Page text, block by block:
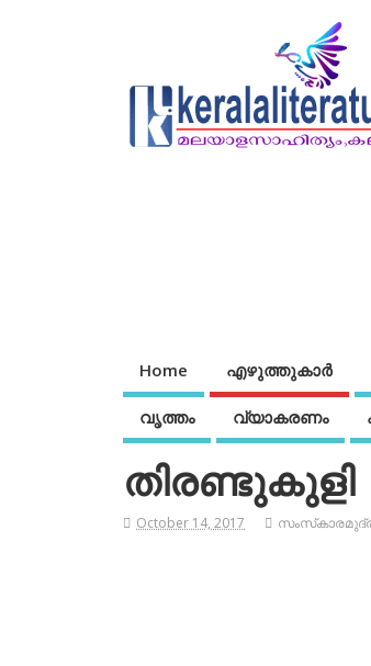
Home എഴുത്തുകാര്‍
വൃത്തം വ്യാകരണം
തിരണ്ടുകുളി
October 14, 2017